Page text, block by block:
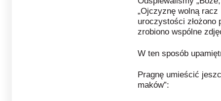
„Ojczyznę wolną
uroczystości złożono
zrobiono wspólne
W ten sposób
Pragnę umieścić
maków”: